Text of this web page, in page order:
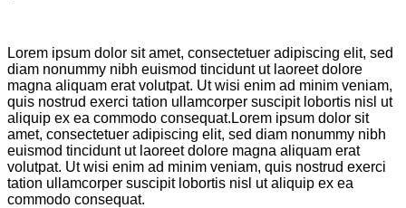
Lorem ipsum dolor sit amet, consectetuer adipiscing elit, sed
diam nonummy nibh euismod tincidunt ut laoreet dolore
magna aliquam erat volutpat. Ut wisi enim ad minim veniam,
quis nostrud exerci tation ullamcorper suscipit lobortis nisl ut
aliquip ex ea commodo consequat.Lorem ipsum dolor sit
amet, consectetuer adipiscing elit, sed diam nonummy nibh
euismod tincidunt ut laoreet dolore magna aliquam erat
volutpat. Ut wisi enim ad minim veniam, quis nostrud exerci
tation ullamcorper suscipit lobortis nisl ut aliquip ex ea
commodo consequat.